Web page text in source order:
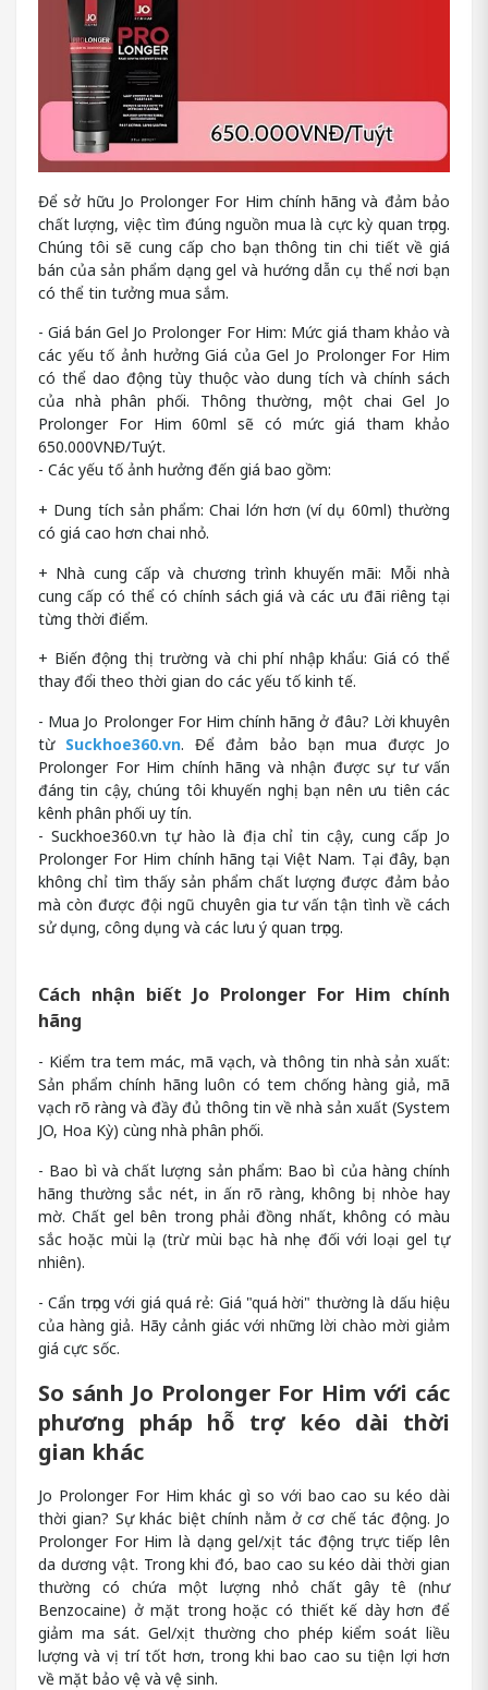
Để sở hữu Jo Prolonger For Him chính hãng và đảm bảo
chất lượng, việc tìm đúng nguồn mua là cực kỳ quan trọng.
Chúng tôi sẽ cung cấp cho bạn thông tin chi tiết về giá
bán của sản phẩm dạng gel và hướng dẫn cụ thể nơi bạn
có thể tin tưởng mua sắm.
- Giá bán Gel Jo Prolonger For Him: Mức giá tham khảo và
các yếu tố ảnh hưởng Giá của Gel Jo Prolonger For Him
có thể dao động tùy thuộc vào dung tích và chính sách
của nhà phân phối. Thông thường, một chai Gel Jo
Prolonger For Him 60ml sẽ có mức giá tham khảo
650.000VNĐ/Tuýt.
- Các yếu tố ảnh hưởng đến giá bao gồm:
+ Dung tích sản phẩm: Chai lớn hơn (ví dụ 60ml) thường
có giá cao hơn chai nhỏ.
+ Nhà cung cấp và chương trình khuyến mãi: Mỗi nhà
cung cấp có thể có chính sách giá và các ưu đãi riêng tại
từng thời điểm.
+ Biến động thị trường và chi phí nhập khẩu: Giá có thể
thay đổi theo thời gian do các yếu tố kinh tế.
- Mua Jo Prolonger For Him chính hãng ở đâu? Lời khuyên
từ Suckhoe360.vn. Để đảm bảo bạn mua được Jo
Prolonger For Him chính hãng và nhận được sự tư vấn
đáng tin cậy, chúng tôi khuyến nghị bạn nên ưu tiên các
kênh phân phối uy tín.
- Suckhoe360.vn tự hào là địa chỉ tin cậy, cung cấp Jo
Prolonger For Him chính hãng tại Việt Nam. Tại đây, bạn
không chỉ tìm thấy sản phẩm chất lượng được đảm bảo
mà còn được đội ngũ chuyên gia tư vấn tận tình về cách
sử dụng, công dụng và các lưu ý quan trọng.
Cách nhận biết Jo Prolonger For Him chính
hãng
- Kiểm tra tem mác, mã vạch, và thông tin nhà sản xuất:
Sản phẩm chính hãng luôn có tem chống hàng giả, mã
vạch rõ ràng và đầy đủ thông tin về nhà sản xuất (System
JO, Hoa Kỳ) cùng nhà phân phối.
- Bao bì và chất lượng sản phẩm: Bao bì của hàng chính
hãng thường sắc nét, in ấn rõ ràng, không bị nhòe hay
mờ. Chất gel bên trong phải đồng nhất, không có màu
sắc hoặc mùi lạ (trừ mùi bạc hà nhẹ đối với loại gel tự
nhiên).
- Cẩn trọng với giá quá rẻ: Giá "quá hời" thường là dấu hiệu
của hàng giả. Hãy cảnh giác với những lời chào mời giảm
giá cực sốc.
So sánh Jo Prolonger For Him với các
phương pháp hỗ trợ kéo dài thời
gian khác
Jo Prolonger For Him khác gì so với bao cao su kéo dài
thời gian? Sự khác biệt chính nằm ở cơ chế tác động. Jo
Prolonger For Him là dạng gel/xịt tác động trực tiếp lên
da dương vật. Trong khi đó, bao cao su kéo dài thời gian
thường có chứa một lượng nhỏ chất gây tê (như
Benzocaine) ở mặt trong hoặc có thiết kế dày hơn để
giảm ma sát. Gel/xịt thường cho phép kiểm soát liều
lượng và vị trí tốt hơn, trong khi bao cao su tiện lợi hơn
về mặt bảo vệ và vệ sinh.